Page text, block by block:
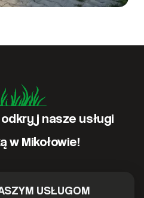
nasze usługi
w Mikołowie!
USŁUGOM